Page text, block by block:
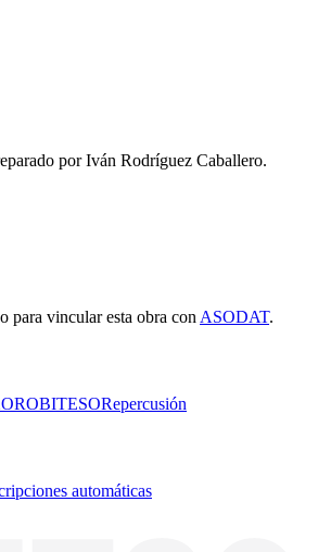
por Iván Rodríguez Caballero.
para vincular esta obra con ASODAT.
BITESORepercusión
automáticas